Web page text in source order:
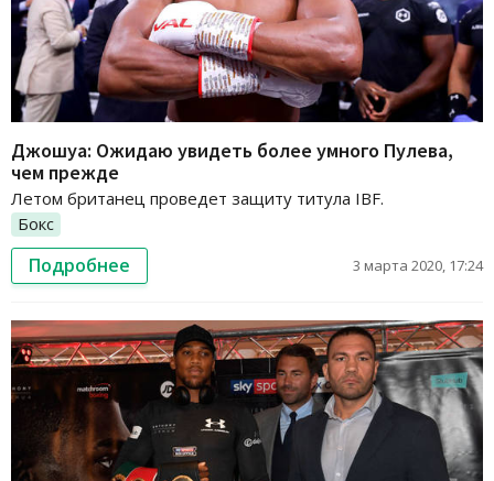
Джошуа: Ожидаю увидеть более умного Пулева,
чем прежде
Летом британец проведет защиту титула IBF.
Бокс
Подробнее 3 марта 2020, 17:24